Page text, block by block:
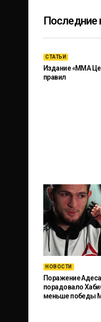
Последние
СТАТЬИ
Издание «ММА
правил
НОВОСТИ
Поражение
порадовало
меньше победы